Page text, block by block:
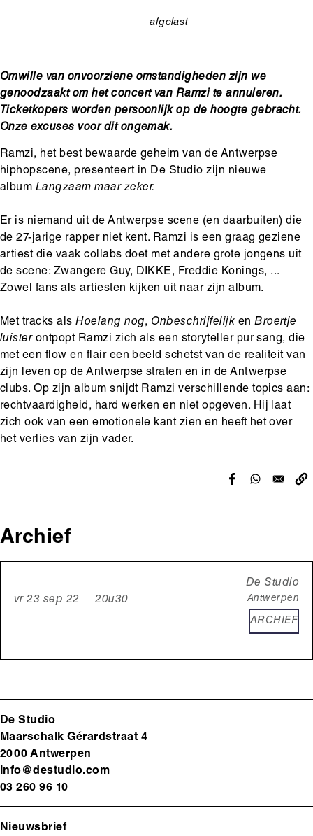
afgelast
Omwille van onvoorziene omstandigheden zijn we
genoodzaakt om het concert van Ramzi te annuleren.
Ticketkopers worden persoonlijk op de hoogte gebracht.
Onze excuses voor dit ongemak.
Ramzi, het best bewaarde geheim van de Antwerpse
hiphopscene, presenteert in De Studio zijn nieuwe
album Langzaam maar zeker.
Er is niemand uit de Antwerpse scene (en daarbuiten) die
de 27-jarige rapper niet kent. Ramzi is een graag geziene
artiest die vaak collabs doet met andere grote jongens uit
de scene: Zwangere Guy, DIKKE, Freddie Konings, ...
Zowel fans als artiesten kijken uit naar zijn album.
Met tracks alsHoelang nog, Onbeschrijfelijk enBroertje
luisterontpopt Ramzi zich als een storyteller pur sang, die
met een flow en flair een beeld schetst van de realiteit van
zijn leven op de Antwerpse straten en in de Antwerpse
clubs. Op zijn album snijdt Ramzi verschillende topics aan:
rechtvaardigheid, hard werken en niet opgeven. Hij laat
zich ook van een emotionele kant zien en heeft het over
het verlies van zijn vader.
Archief
vr 23 sep 22 20u30
De Studio
Antwerpen
ARCHIEF
De Studio
Maarschalk Gérardstraat 4
2000 Antwerpen
info@destudio.com
03 260 96 10
Nieuwsbrief